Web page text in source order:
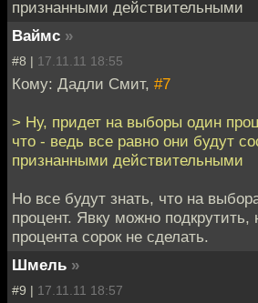
признанными действительными
Ваймс »
#8 | 17.11.11 18:55
Кому: Дадли Смит, #7
> Ну, придет на выборы один
что - ведь все равно они будут
признанными действительными
Но все будут знать, что на
процент. Явку можно подкрутить,
процента сорок не сделать.
Шмель »
#9 | 17.11.11 18:57